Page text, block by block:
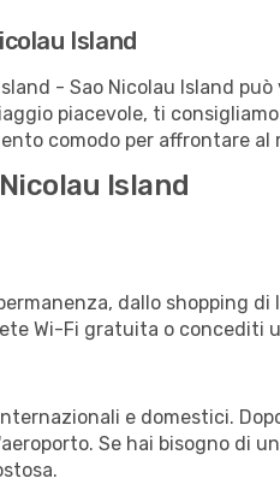
Island
- Sao Nicolau Island
piacevole, ti
comodo per affrontare
Island
dallo shopping
Wi-Fi gratuita o concediti
e domestici.
Se hai bisogno di